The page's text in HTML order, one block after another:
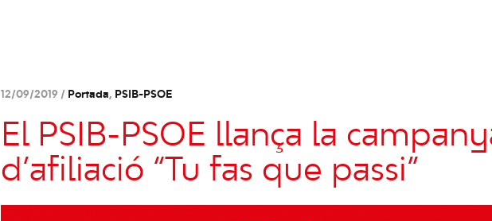
12/09/2019 / Portada, PSIB-PSOE
El PSIB-PSOE llança la
d’afiliació “Tu fas que passi”